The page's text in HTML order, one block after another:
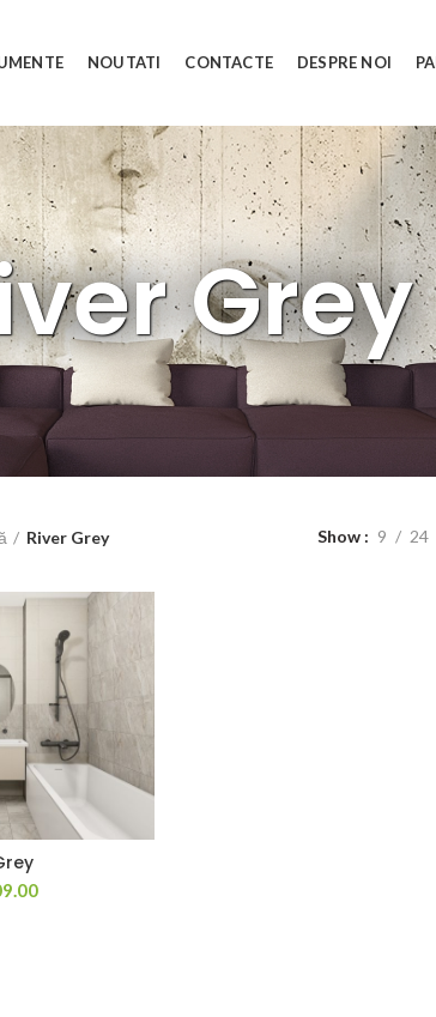
NOUTATI CONTACTE DESPRE NOI
Grey
River Grey Show 9 24